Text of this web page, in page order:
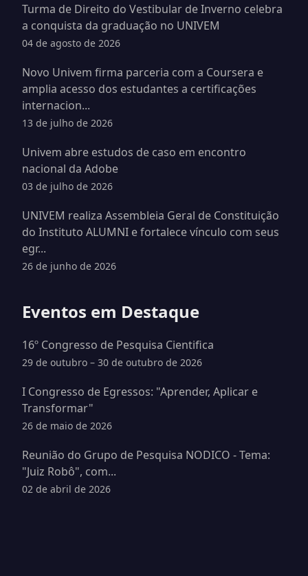
Turma de Direito do Vestibular de Inverno celebra
a conquista da graduação no UNIVEM
04 de agosto de 2026
Novo Univem firma parceria com a Coursera e
amplia acesso dos estudantes a certificações
internacion...
13 de julho de 2026
Univem abre estudos de caso em encontro
nacional da Adobe
03 de julho de 2026
UNIVEM realiza Assembleia Geral de Constituição
do Instituto ALUMNI e fortalece vínculo com seus
egr...
26 de junho de 2026
Eventos em Destaque
16º Congresso de Pesquisa Cientifica
29 de outubro – 30 de outubro de 2026
I Congresso de Egressos: "Aprender, Aplicar e
Transformar"
26 de maio de 2026
Reunião do Grupo de Pesquisa NODICO - Tema:
"Juiz Robô", com...
02 de abril de 2026